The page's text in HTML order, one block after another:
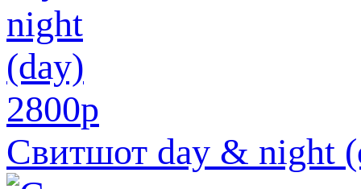
2800p
Свитшот day & night